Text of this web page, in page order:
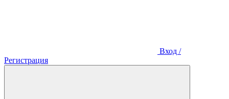
Вход /
Регистрация